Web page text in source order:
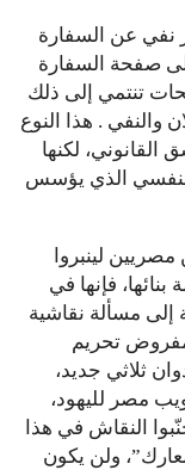
نفي عن السفارة
صفحة السفارة
تنتمي إلى ذلك
والنفي . هذا النوع
القانوني، لكنها
الذي يؤسس
لينبروا
فإنها في
مسألة نقاشية
تحريم
ثلاثي جديد،
مصر لليهود،
النقاش في هذا
ولن يكون